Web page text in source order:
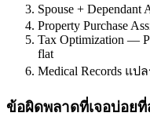
Spouse +
Property Purchase
Tax Optimization —
flat
Medical Records แป
ข้อผิดพลาดที่เจอบ่อย